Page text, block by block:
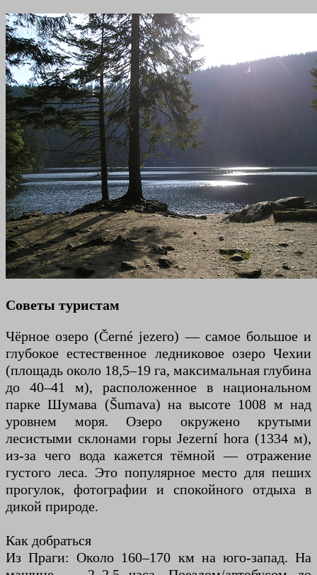
Советы туристам
Чёрное озеро (Černé jezero) — самое большое и
глубокое естественное ледниковое озеро Чехии
(площадь около 18,5–19 га, максимальная глубина
до 40–41 м), расположенное в национальном
парке Шумава (Šumava) на высоте 1008 м над
уровнем моря. Озеро окружено крутыми
лесистыми склонами горы Jezerní hora (1334 м),
из-за чего вода кажется тёмной — отражение
густого леса. Это популярное место для пеших
прогулок, фотографии и спокойного отдыха в
дикой природе.
Как добраться
Из Праги: Около 160–170 км на юго-запад. На